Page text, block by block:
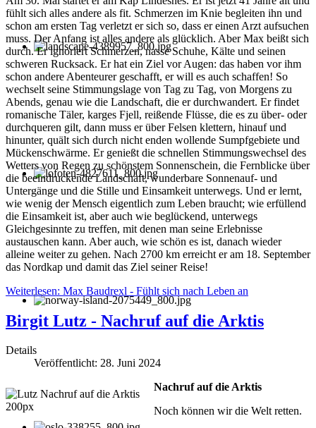
fühlt sich alles andere als fit. Schmerzen im Knie begleiten ihn und
schon am ersten Tag verletzt er sich so, dass er einen Arzt aufsuchen
muss. Der Anfang ist alles andere als glücklich. Aber Max beißt sich
durch. Er ignoriert Schmerzen, nasse Schuhe, Kälte und seinen
schweren Rucksack. Er hat ein Ziel vor Augen: das haben vor ihm
schon andere Abenteurer geschafft, er will es auch schaffen! So
wechselt seine Stimmungslage von Tag zu Tag, von Morgens zu
Abends, genau wie die Landschaft, die er durchwandert. Er findet
romanische Täler, karges Fjell, reißende Flüsse, die es zu über- oder
durchqueren gilt, dann muss er über Felsen klettern, hinauf und
hinunter, quält sich durch nicht enden wollende Sumpfgebiete und
Mückenschwärme. Er genießt die schnellen Stimmungswechsel des
Wetters von Regen zu schönstem Sonnenschein, die Fernblicke über
die beeindruckende Landschaft, wunderbare Sonnenauf- und
Untergänge und die Stille und Einsamkeit unterwegs. Und er lernt,
wie wenig der Mensch eigentlich zum Leben braucht; wie erfüllend
die Einsamkeit ist, aber auch wie beglückend, unterwegs
Gleichgesinnte zu treffen, mit denen man seine Erlebnisse
austauschen kann. Aber auch, wie schön es ist, danach wieder
alleine weiter zu gehen. Nach 2700 km erreicht er am 18. September
das Nordkap und damit das Ziel seiner Reise!
Weiterlesen: Max Baudrexl - Fühlt sich nach Leben an
Birgit Lutz - Nachruf auf die Arktis
Details
Veröffentlicht: 28. Juni 2024
Nachruf auf die Arktis
Noch können wir die Welt retten.